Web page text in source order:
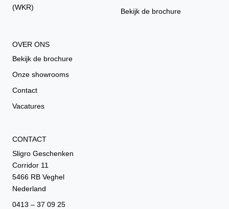
(WKR)
Bekijk de brochure
OVER ONS
Bekijk de brochure
Onze showrooms
Contact
Vacatures
CONTACT
Sligro Geschenken
Corridor 11
5466 RB Veghel
Nederland
0413 – 37 09 25